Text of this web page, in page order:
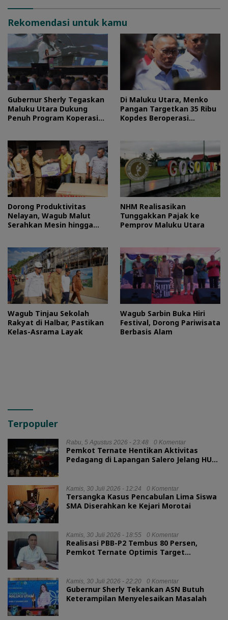
Rekomendasi untuk kamu
Gubernur Sherly Tegaskan
Maluku Utara Dukung
Penuh Program Koperasi
Di Maluku Utara, Menko
Pangan Targetkan 35 Ribu
Kopdes Beroperasi
Dorong Produktivitas
Nelayan, Wagub Malut
Serahkan Mesin hingga
NHM Realisasikan
Tunggakkan Pajak ke
Pemprov Maluku Utara
Wagub Tinjau Sekolah
Rakyat di Halbar, Pastikan
Kelas-Asrama Layak
Wagub Sarbin Buka Hiri
Festival, Dorong Pariwisata
Berbasis Alam
Terpopuler
Rabu, 5 Agustus 2026 - 23:48 0 Komentar
Pemkot Ternate Hentikan Aktivitas
Pedagang di Lapangan Salero Jelang HUT
Kamis, 30 Juli 2026 - 12:24 0 Komentar
Tersangka Kasus Pencabulan Lima Siswa
SMA Diserahkan ke Kejari Morotai
Kamis, 30 Juli 2026 - 18:55 0 Komentar
Realisasi PBB-P2 Tembus 80 Persen,
Pemkot Ternate Optimis Target
Kamis, 30 Juli 2026 - 22:20 0 Komentar
Gubernur Sherly Tekankan ASN Butuh
Keterampilan Menyelesaikan Masalah